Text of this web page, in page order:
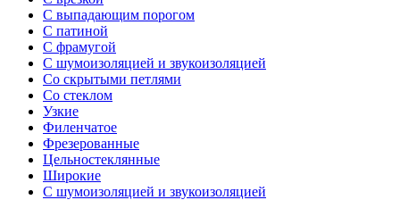
С выпадающим порогом
С патиной
С фрамугой
С шумоизоляцией и звукоизоляцией
Со скрытыми петлями
Со стеклом
Узкие
Филенчатое
Фрезерованные
Цельностеклянные
Широкие
С шумоизоляцией и звукоизоляцией